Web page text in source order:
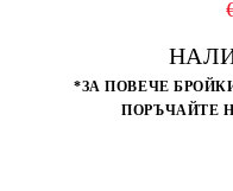
*ЗА ПОВЕЧЕ
ПОРЪЧАЙТЕ